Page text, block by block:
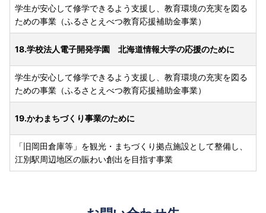
学生が安心して修学できるよう支援し、教育環境の充実を図る
ための事業（ふるさとえべつ教育応援補助金事業）
18.学校法人電子開発学園 北海道情報大学の応援のために
学生が安心して修学できるよう支援し、教育環境の充実を図る
ための事業（ふるさとえべつ教育応援補助金事業）
19.かわまちづくり事業のために
「旧岡田倉庫等」を観光・まちづくり拠点施設として整備し、
江別駅周辺地区の賑わい創出を目指す事業